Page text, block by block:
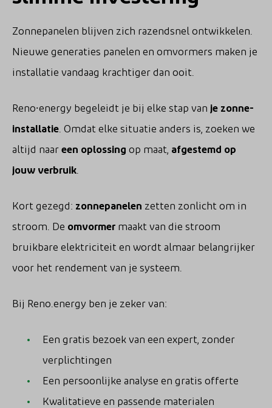
Zonnepanelen blijven zich razendsnel ontwikkelen.
Nieuwe generaties panelen en omvormers maken je
installatie vandaag krachtiger dan ooit.
Reno⸱energy begeleidt je bij elke stap van je zonne-
installatie . Omdat elke situatie anders is, zoeken we
altijd naar een oplossing op maat, afgestemd op
jouw verbruik
Kort gezegd: zonnepanelen zetten zonlicht om in
stroom. De omvormer maakt van die stroom
bruikbare elektriciteit en wordt almaar belangrijker
voor het rendement van je systeem.
Bij Reno.energy ben je zeker van:
Een gratis bezoek van een expert, zonder
verplichtingen
Een persoonlijke analyse en gratis offerte
Kwalitatieve en passende materialen